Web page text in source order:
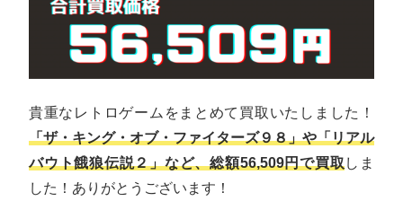
貴重なレトロゲームをまとめて買取いたしました！
「ザ・キング・オブ・ファイターズ９８」や「リアル
バウト餓狼伝説２」など、総額56,509円で買取しま
した！ありがとうございます！